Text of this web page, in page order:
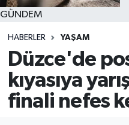
GÜNDEM
HABERLER YAŞAM
Düzce'de
kıyasıya
finali nefes
MAGAZİN
YAŞAM
Tüm Manşetler
Son Dakika Haberleri
Haber Arşivi